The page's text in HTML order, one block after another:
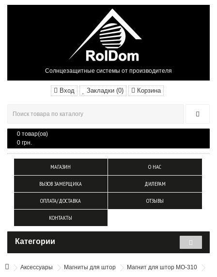
Солнцезащитные системы от производителя
Вход Закладки (0) Корзина
0 товар(ов)
0 грн.
МАГАЗИН О НАС
ВЫЗОВ ЗАМЕРЩИКА ДИЛЕРАМ
ОПЛАТА/ДОСТАВКА ОТЗЫВЫ
КОНТАКТЫ
Категории
Аксессуары Магниты для штор Магнит для штор MO-310